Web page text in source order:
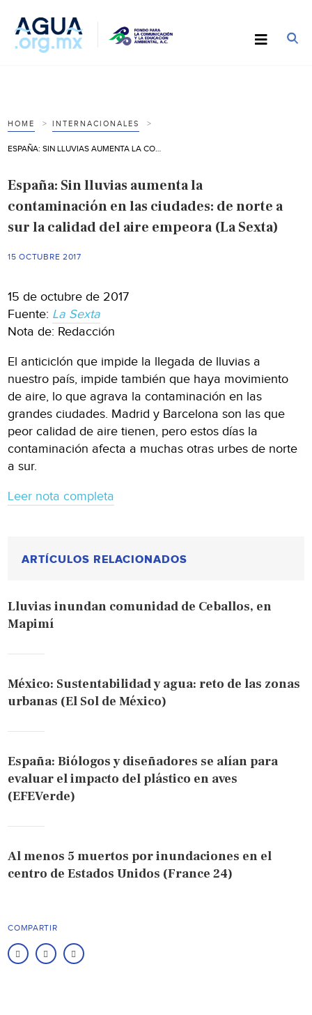
HOME INTERNACIONALES
España: Sin lluvias aumenta la
contaminación en las ciudades: de norte a
sur la calidad del aire empeora (La Sexta)
15 OCTUBRE 2017
15 de octubre de 2017
Fuente: La Sexta
Nota de: Redacción
El anticiclón que impide la llegada de lluvias a
nuestro país, impide también que haya movimiento
de aire, lo que agrava la contaminación en las
grandes ciudades. Madrid y Barcelona son las que
peor calidad de aire tienen, pero estos días la
contaminación afecta a muchas otras urbes de norte
a sur.
Leer nota completa
ARTÍCULOS RELACIONADOS
Lluvias inundan comunidad de Ceballos, en
Mapimí
México: Sustentabilidad y agua: reto de las zonas
urbanas (El Sol de México)
España: Biólogos y diseñadores se alían para
evaluar el impacto del plástico en aves
(EFEVerde)
Al menos 5 muertos por inundaciones en el
centro de Estados Unidos (France 24)
COMPARTIR